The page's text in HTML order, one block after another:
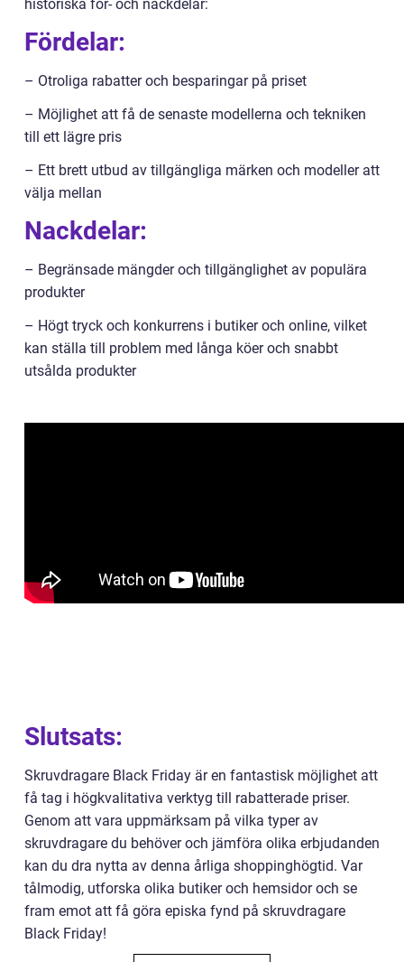
historiska för- och nackdelar:
Fördelar:
– Otroliga rabatter och besparingar på priset
– Möjlighet att få de senaste modellerna och tekniken
till ett lägre pris
– Ett brett utbud av tillgängliga märken och modeller att
välja mellan
Nackdelar:
– Begränsade mängder och tillgänglighet av populära
produkter
– Högt tryck och konkurrens i butiker och online, vilket
kan ställa till problem med långa köer och snabbt
utsålda produkter
Slutsats:
Skruvdragare Black Friday är en fantastisk möjlighet att
få tag i högkvalitativa verktyg till rabatterade priser.
Genom att vara uppmärksam på vilka typer av
skruvdragare du behöver och jämföra olika erbjudanden
kan du dra nytta av denna årliga shoppinghögtid. Var
tålmodig, utforska olika butiker och hemsidor och se
fram emot att få göra episka fynd på skruvdragare
Black Friday!